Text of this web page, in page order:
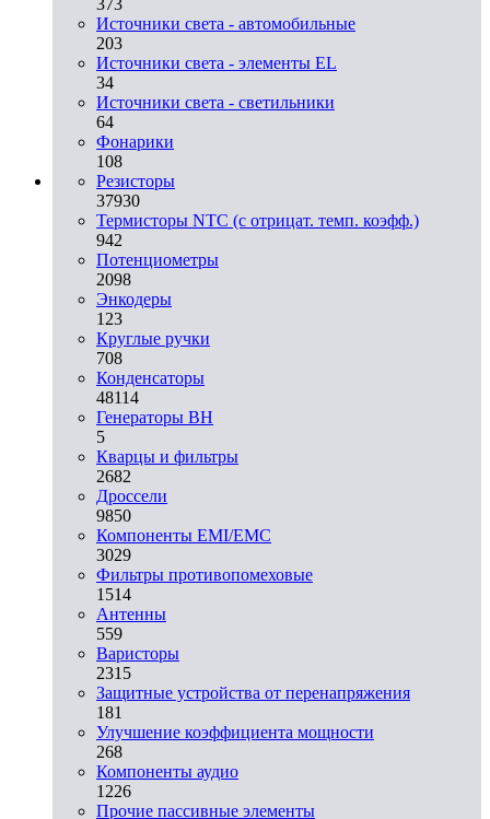
Источники света - автомобильные
203
Источники света - элементы EL
34
Источники света - светильники
64
Фонарики
108
Резисторы
37930
Термисторы NTC (с отрицат. темп. коэфф.)
942
Потенциометры
2098
Энкодеры
123
Круглые ручки
708
Конденсаторы
48114
Генераторы ВН
5
Кварцы и фильтры
2682
Дроссели
9850
Компоненты EMI/EMC
3029
Фильтры противопомеховые
1514
Антенны
559
Варисторы
2315
Защитные устройства от перенапряжения
181
Улучшение коэффициента мощности
268
Компоненты аудио
1226
Прочие пассивные элементы